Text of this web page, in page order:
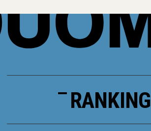
RANKING